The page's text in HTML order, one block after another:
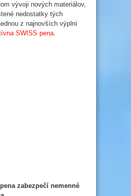
vývoji nových materiálov,
nedostatky tých
z najnovších výplní
SWISS pena.
zabezpečí nemenné